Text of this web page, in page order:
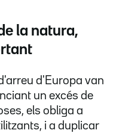
la natura,
d'Europa van
un excés de
els obliga a
i a duplicar